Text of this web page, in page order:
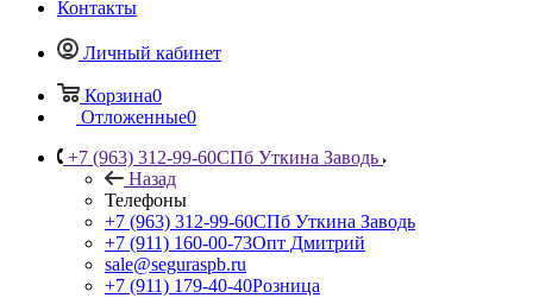
Контакты
Личный кабинет
Корзина0
Отложенные0
+7 (963) 312-99-60СПб Уткина Заводь
Назад
Телефоны
+7 (963) 312-99-60СПб Уткина Заводь
+7 (911) 160-00-73Опт Дмитрий
sale@seguraspb.ru
+7 (911) 179-40-40Розница